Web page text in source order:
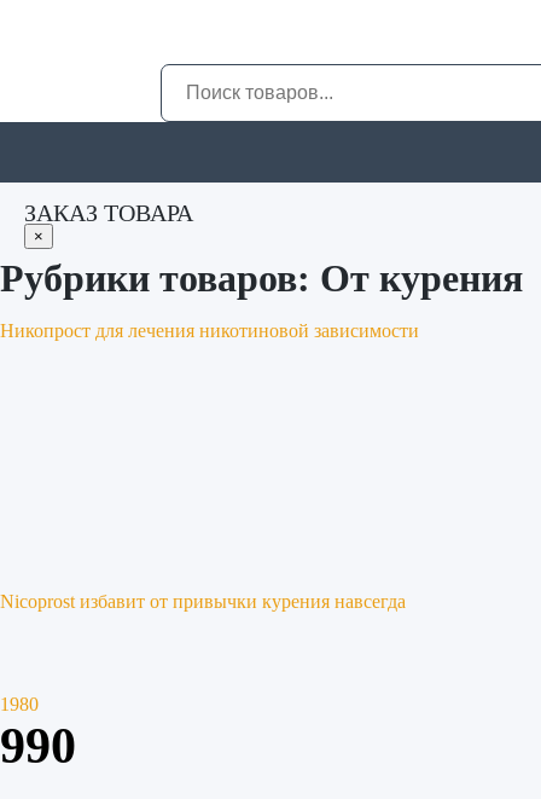
ЗАКАЗ ТОВАРА
×
Рубрики товаров: От курения
Никопрост для лечения никотиновой зависимости
Nicoprost избавит от привычки курения навсегда
1980
990